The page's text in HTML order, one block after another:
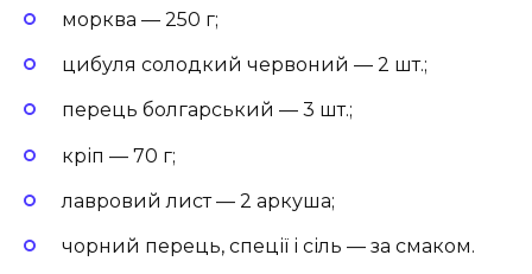
морква — 250 г;
цибуля солодкий червоний — 2 шт.;
перець болгарський — 3 шт.;
кріп — 70 г;
лавровий лист — 2 аркуша;
чорний перець, спеції і сіль — за смаком.